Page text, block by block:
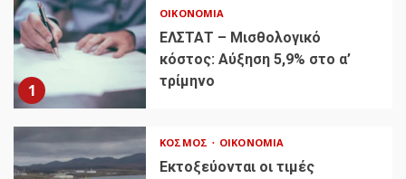
1
ΟΙΚΟΝΟΜΊΑ
ΕΛΣΤΑΤ – Μισθολογικό
κόστος: Αύξηση 5,9% στο α’
τρίμηνο
ΚΌΣΜΟΣ ΟΙΚΟΝΟΜΊΑ
Εκτοξεύονται οι τιμές